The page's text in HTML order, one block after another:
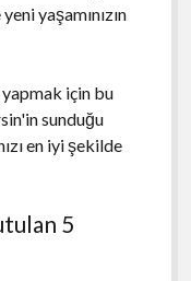
yaşamınızın
yapmak için bu
sunduğu
en iyi şekilde
5